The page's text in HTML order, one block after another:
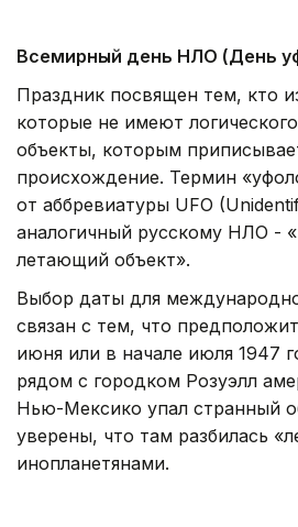
Всемирный день НЛО (День
Праздник посвящен тем, кто
которые не имеют
объекты, которым
происхождение. Термин
от аббревиатуры UFO
аналогичный русскому НЛО -
летающий объект».
Выбор даты для
связан с тем, что
июня или в начале июля 1947
рядом с городком Розуэлл
Нью-Мексико упал странный
уверены, что там разбилась
инопланетянами.